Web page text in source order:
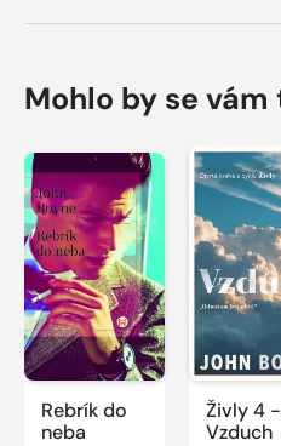
Mohlo by se
Rebrík do
neba
Živly 4 -
Vzduch